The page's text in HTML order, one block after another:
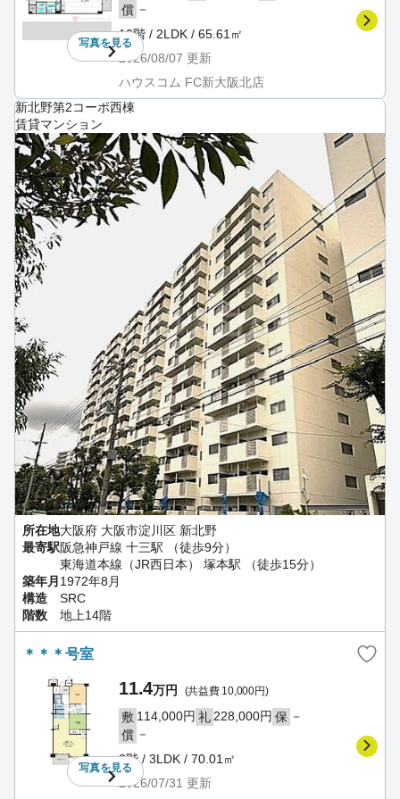
写真を見る
償 －
10階 / 2LDK / 65.61㎡
2026/08/07 更新
ハウスコム FC新大阪北店
新北野第2コーポ西棟
賃貸マンション
所在地大阪府 大阪市淀川区 新北野
最寄駅阪急神戸線 十三駅 （徒歩9分）
東海道本線（JR西日本） 塚本駅 （徒歩15分）
築年月 1972年8月
構造
SRC
階数
地上14階
＊＊＊号室
写真を見る
11.4万円 (共益費 10,000円)
敷 114,000円 礼 228,000円 保 －
償 －
3階 / 3LDK / 70.01㎡
2026/07/31 更新